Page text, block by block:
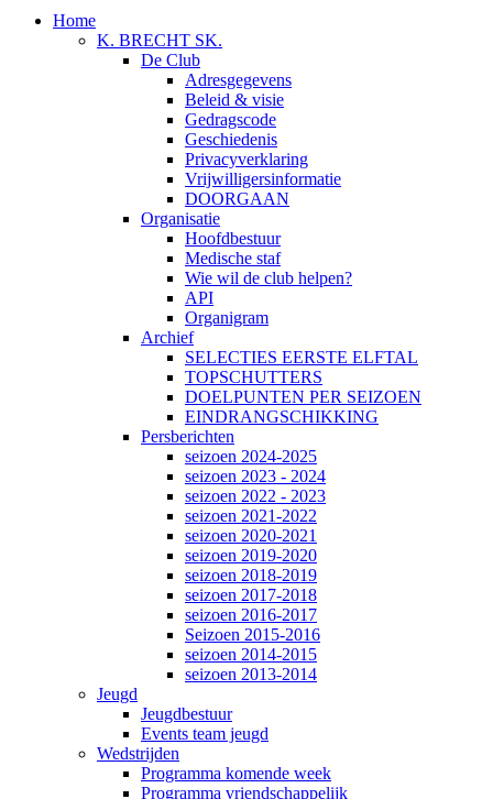
Home
K. BRECHT SK.
De Club
Adresgegevens
Beleid & visie
Gedragscode
Geschiedenis
Privacyverklaring
Vrijwilligersinformatie
DOORGAAN
Organisatie
Hoofdbestuur
Medische staf
Wie wil de club helpen?
API
Organigram
Archief
SELECTIES EERSTE ELFTAL
TOPSCHUTTERS
DOELPUNTEN PER SEIZOEN
EINDRANGSCHIKKING
Persberichten
seizoen 2024-2025
seizoen 2023 - 2024
seizoen 2022 - 2023
seizoen 2021-2022
seizoen 2020-2021
seizoen 2019-2020
seizoen 2018-2019
seizoen 2017-2018
seizoen 2016-2017
Seizoen 2015-2016
seizoen 2014-2015
seizoen 2013-2014
Jeugd
Jeugdbestuur
Events team jeugd
Wedstrijden
Programma komende week
Programma vriendschappelijk